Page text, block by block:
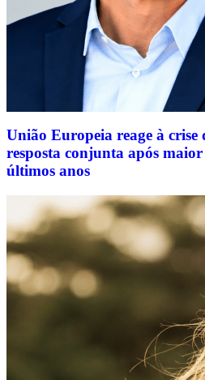
União Europeia reage à crise
resposta conjunta após
últimos anos